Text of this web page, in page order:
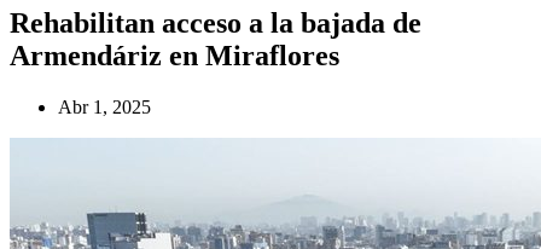
Rehabilitan acceso a la bajada de
Armendáriz en Miraflores
Abr 1, 2025